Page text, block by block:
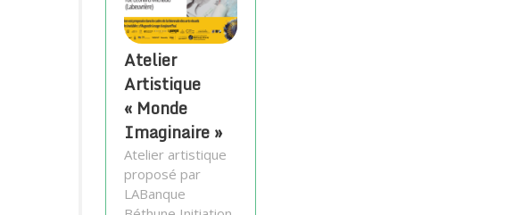
Atelier
Artistique
« Monde
Imaginaire »
Atelier artistique
proposé par
LABanque